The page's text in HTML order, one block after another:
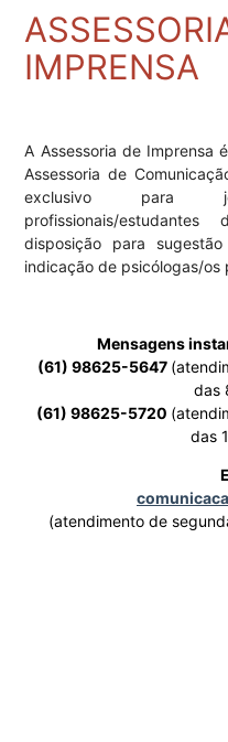
IMPRENSA
A Assessoria de Imprensa
Assessoria de
exclusivo para
profissionais/
disposição para
indicação de psicólogas/os
Mensagens
(61) 98625-5647
das
(61) 98625-5720
das
(atendimento de